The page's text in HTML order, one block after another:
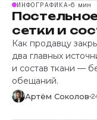
ИНФОГРАФИКА 6 мин
сетки и
Как продавцу
два главных
и состав ткани —
обещаний.
Артём Соколов